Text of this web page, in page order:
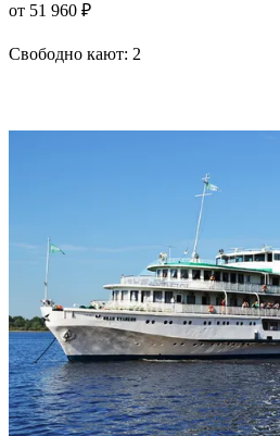
от 51 960 ₽
Свободно кают: 2